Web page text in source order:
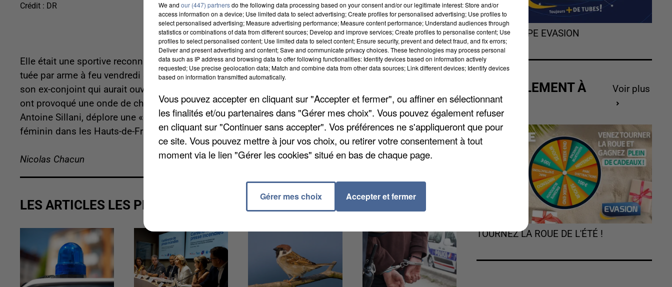
Crédit : DR
Elle était une sportive reconnue dan s la région. Cindy Morvan, ancienne championne de France, a été
tuée par arme à feu vendredi 31 octobre à Calais, dans le Nord-Pas-de-Calais. C’est la compagne de
son ex-conjoint qui aurait ouvert le feu avant de se donner la mort quelques heures plus tard. Les faits
ont provoqué une onde de choc dans la région. Le vice-président aux Sports du conseil régional,
Antoine Sillani, déplore une « triste nouvelle ». Il décrit Cindy Morvan comme une « figure du cyclisme
féminin dans les Hauts-de-France ».
Nicolas Chacun
LES ARTICLES LES PLUS VUS
L'HOROSCOPE EVASION
ACTUELLEMENT À
GAGNER
Voir plus
TOURNEZ LA ROUE DE L'ÉTÉ !
We and our (447) partnersdo the following data processing based on your consent and/or our legitimate interest: Store and/or
access information on a device; Use limited data to select advertising; Create profiles for personalised advertising; Use profiles to
select personalised advertising; Measure advertising performance; Measure content performance; Understand audiences through
statistics or combinations of data from different sources; Develop and improve services; Create profiles to personalise content; Use
profiles to select personalised content; Use limited data to select content; Ensure security, prevent and detect fraud, and fix errors;
Deliver and present advertising and content; Save and communicate privacy choices. These technologies may process personal
data such as IP address and browsing data to offer following functionalities: Identify devices based on information actively
requested; Use precise geolocation data; Match and combine data from other data sources; Link different devices; Identify devices
based on information transmitted automatically.
Vous pouvez accepter en cliquant sur "Accepter et fermer", ou affiner en sélectionnant
les finalités et/ou partenaires dans "Gérer mes choix". Vous pouvez également refuser
en cliquant sur "Continuer sans accepter". Vos préférences ne s'appliqueront que pour
ce site. Vous pouvez mettre à jour vos choix, ou retirer votre consentement à tout
moment via le lien "Gérer les cookies" situé en bas de chaque page.
Gérer mes choix Accepter et fermer